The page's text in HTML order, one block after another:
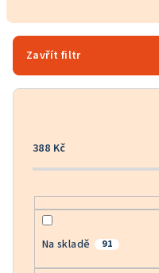
r
o
Zavřít filtr
388 Kč
Na skladě 91